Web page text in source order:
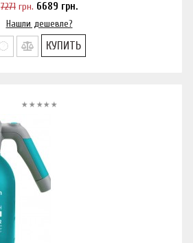
7271 грн. 6689 грн.
Нашли дешевле?
КУПИТЬ